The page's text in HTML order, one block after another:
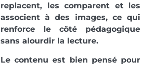
replacent, les comparent et les
associent à des images, ce qui
renforce le côté pédagogique
sans alourdir la lecture.
Le contenu est bien pensé pour